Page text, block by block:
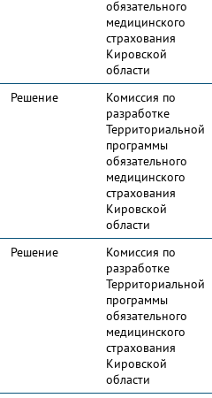
обязательного
медицинского
страхования
Кировской
области
Решение
Комиссия по
разработке
Территориальной
программы
обязательного
медицинского
страхования
Кировской
области
Решение
Комиссия по
разработке
Территориальной
программы
обязательного
медицинского
страхования
Кировской
области